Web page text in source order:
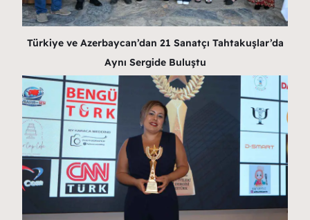
Türkiye ve Azerbaycan’dan 21 Sanatçı Tahtakuşlar’da
Aynı Sergide Buluştu